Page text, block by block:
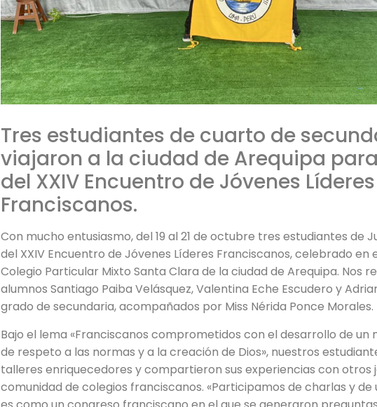
Tres estudiantes de cuarto de
viajaron a la ciudad de Arequipa
del XXIV Encuentro de Jóvenes Líderes
Franciscanos.
Con mucho entusiasmo, del 19 al 21 de octubre tres estudiantes de
del XXIV Encuentro de Jóvenes Líderes Franciscanos, celebrado en
Colegio Particular Mixto Santa Clara de la ciudad de Arequipa. Nos
alumnos Santiago Paiba Velásquez, Valentina Eche Escudero y
grado de secundaria, acompañados por Miss Nérida Ponce Morales.
Bajo el lema «Franciscanos comprometidos con el desarrollo de un
de respeto a las normas y a la creación de Dios», nuestros
talleres enriquecedores y compartieron sus experiencias con otros
comunidad de colegios franciscanos. «Participamos de charlas y de